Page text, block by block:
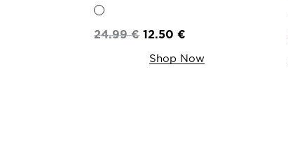
24.99€ 12.50€
Shop Now